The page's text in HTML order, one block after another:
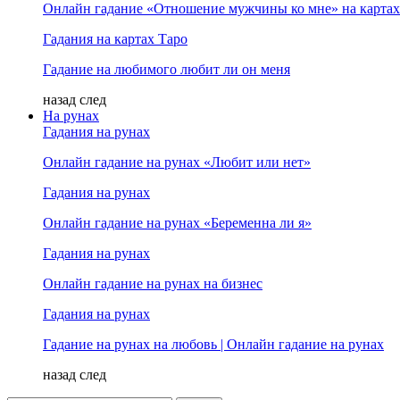
Онлайн гадание «Отношение мужчины ко мне» на
Гадания на картах Таро
Гадание на любимого любит ли он меня
назад след
На рунах
Гадания на рунах
Онлайн гадание на рунах «Любит или нет»
Гадания на рунах
Онлайн гадание на рунах «Беременна ли я»
Гадания на рунах
Онлайн гадание на рунах на бизнес
Гадания на рунах
Гадание на рунах на любовь | Онлайн гадание на рунах
назад след